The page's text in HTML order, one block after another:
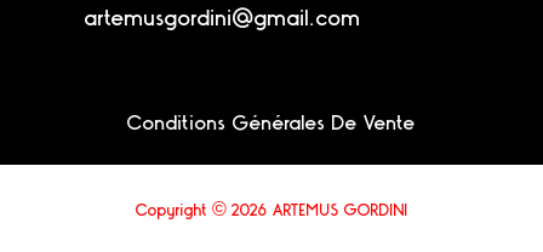
artemusgordini@gmail.com
Conditions Générales De Vente
Copyright © 2026 ARTEMUS GORDINI